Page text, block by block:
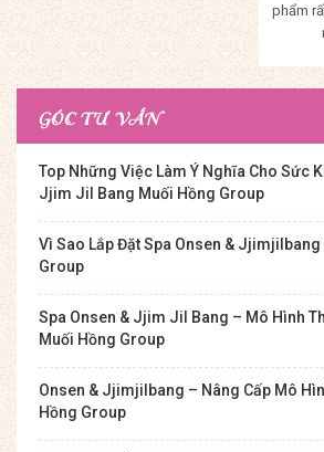
phẩm
GÓC TƯ VẤN
Top Những Việc Làm Ý Nghĩa Cho Sức
Jjim Jil Bang Muối Hồng Group
Vì Sao Lắp Đặt Spa Onsen & Jjimjilbang
Group
Spa Onsen & Jjim Jil Bang – Mô Hình
Muối Hồng Group
Onsen & Jjimjilbang – Nâng Cấp Mô
Hồng Group